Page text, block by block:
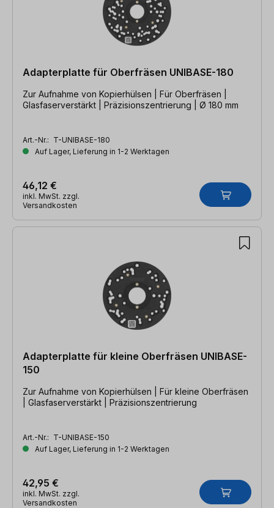
Adapterplatte für Oberfräsen UNIBASE-180
Zur Aufnahme von Kopierhülsen | Für Oberfräsen |
Glasfaserverstärkt | Präzisionszentrierung | Ø 180 mm
Art.-Nr.: T-UNIBASE-180
Auf Lager, Lieferung in 1-2 Werktagen
46,12 €
inkl. MwSt. zzgl.
Versandkosten
Adapterplatte für kleine Oberfräsen UNIBASE-
150
Zur Aufnahme von Kopierhülsen | Für kleine Oberfräsen
| Glasfaserverstärkt | Präzisionszentrierung
Art.-Nr.: T-UNIBASE-150
Auf Lager, Lieferung in 1-2 Werktagen
42,95 €
inkl. MwSt. zzgl.
Versandkosten